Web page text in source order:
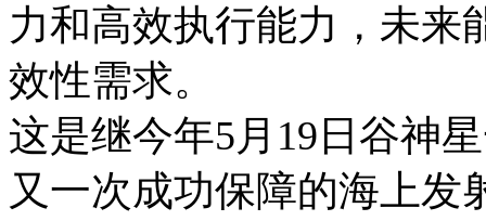
力和高效执行能力，未来
效性需求。
这是继今年5月19日谷神
又一次成功保障的海上发